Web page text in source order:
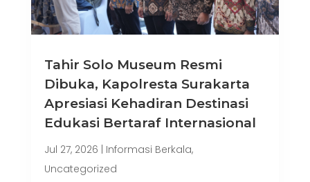
Tahir Solo Museum Resmi
Dibuka, Kapolresta Surakarta
Apresiasi Kehadiran Destinasi
Edukasi Bertaraf Internasional
Jul 27, 2026 Informasi Berkala,
Uncategorized